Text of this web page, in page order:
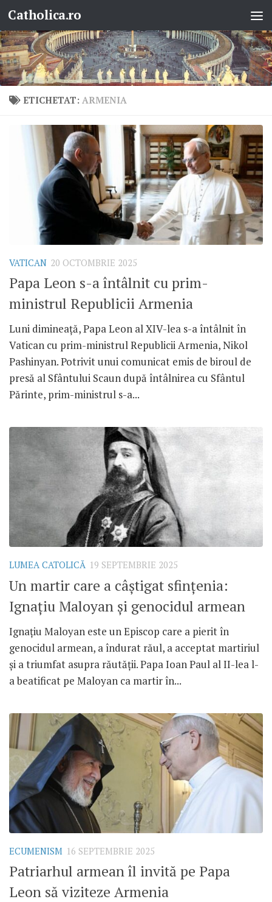
Skip to content
Catholica.ro
ETICHETAT: ARMENIA
VATICAN 20 OCTOMBRIE 2025
Papa Leon s-a întâlnit cu prim-
ministrul Republicii Armenia
Luni dimineață, Papa Leon al XIV-lea s-a întâlnit în
Vatican cu prim-ministrul Republicii Armenia, Nikol
Pashinyan. Potrivit unui comunicat emis de biroul de
presă al Sfântului Scaun după întâlnirea cu Sfântul
Părinte, prim-ministrul s-a...
LUMEA CATOLICĂ 19 SEPTEMBRIE 2025
Un martir care a câștigat sfințenia:
Ignațiu Maloyan și genocidul armean
Ignațiu Maloyan este un Episcop care a pierit în
genocidul armean, a îndurat răul, a acceptat martiriul
și a triumfat asupra răutății. Papa Ioan Paul al II-lea l-
a beatificat pe Maloyan ca martir în...
ECUMENISM 16 SEPTEMBRIE 2025
Patriarhul armean îl invită pe Papa
Leon să viziteze Armenia